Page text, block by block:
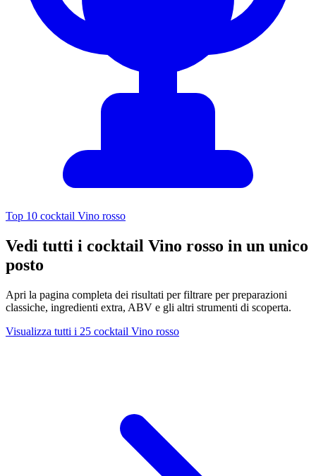
Top 10 cocktail Vino rosso
Vedi tutti i cocktail Vino rosso in un unico
posto
Apri la pagina completa dei risultati per filtrare per preparazioni
classiche, ingredienti extra, ABV e gli altri strumenti di scoperta.
Visualizza tutti i 25 cocktail Vino rosso